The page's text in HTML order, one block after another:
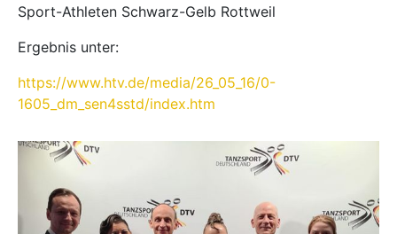
Sport-Athleten Schwarz-Gelb Rottweil
Ergebnis unter:
https://www.htv.de/media/26_05_16/0-
1605_dm_sen4sstd/index.htm